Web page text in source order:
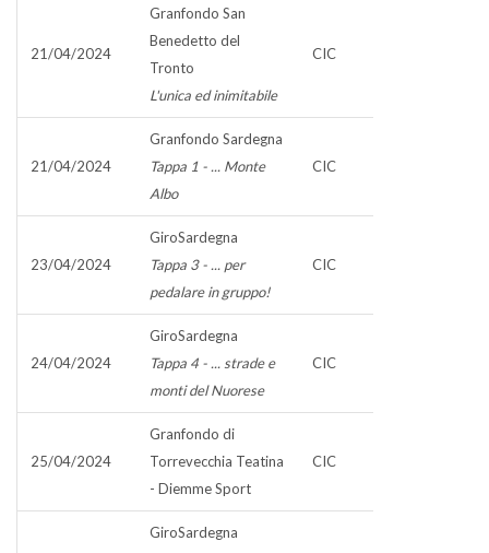
21/04/2024
Granfondo San
Benedetto del
Tronto
L'unica ed inimitabile
CIC
21/04/2024
Granfondo Sardegna
Tappa 1 - ... Monte
Albo
CIC
23/04/2024
GiroSardegna
Tappa 3 - ... per
pedalare in gruppo!
CIC
24/04/2024
GiroSardegna
Tappa 4 - ... strade e
monti del Nuorese
CIC
25/04/2024
Granfondo di
Torrevecchia Teatina
- Diemme Sport
CIC
GiroSardegna